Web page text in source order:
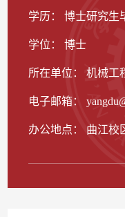
学历： 博士研究生
学位： 博士
所在单位： 机械工
电子邮箱：
办公地点： 曲江校